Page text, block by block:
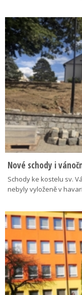
Nové schody i
Schody ke kostelu sv.
nebyly vyloženě v